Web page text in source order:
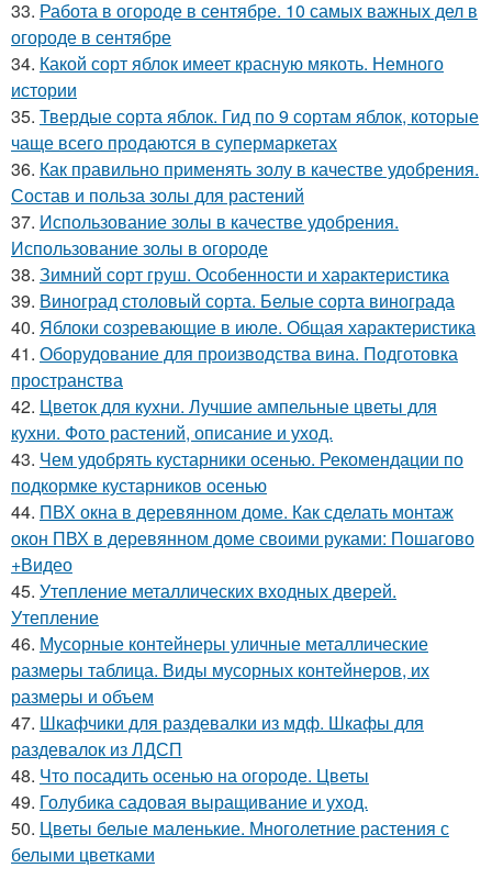
33. Работа в огороде в сентябре. 10 самых важных дел в
огороде в сентябре
34. Какой сорт яблок имеет красную мякоть. Немного
истории
35. Твердые сорта яблок. Гид по 9 сортам яблок, которые
чаще всего продаются в супермаркетах
36. Как правильно применять золу в качестве удобрения.
Состав и польза золы для растений
37. Использование золы в качестве удобрения.
Использование золы в огороде
38. Зимний сорт груш. Особенности и характеристика
39. Виноград столовый сорта. Белые сорта винограда
40. Яблоки созревающие в июле. Общая характеристика
41. Оборудование для производства вина. Подготовка
пространства
42. Цветок для кухни. Лучшие ампельные цветы для
кухни. Фото растений, описание и уход.
43. Чем удобрять кустарники осенью. Рекомендации по
подкормке кустарников осенью
44. ПВХ окна в деревянном доме. Как сделать монтаж
окон ПВХ в деревянном доме своими руками: Пошагово
+Видео
45. Утепление металлических входных дверей.
Утепление
46. Мусорные контейнеры уличные металлические
размеры таблица. Виды мусорных контейнеров, их
размеры и объем
47. Шкафчики для раздевалки из мдф. Шкафы для
раздевалок из ЛДСП
48. Что посадить осенью на огороде. Цветы
49. Голубика садовая выращивание и уход.
50. Цветы белые маленькие. Многолетние растения с
белыми цветками